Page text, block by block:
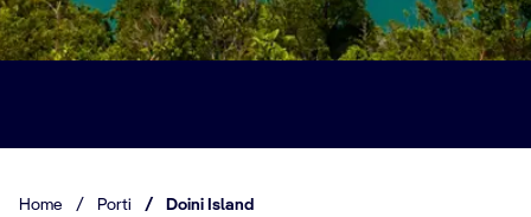
Home / Porti / Doini Island